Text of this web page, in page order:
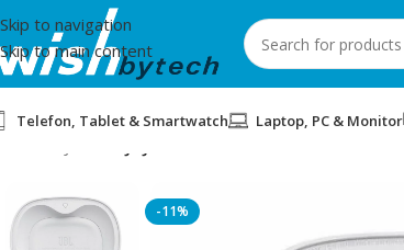
Skip to navigation
Skip to main content
Telefon, Tablet & Smartwatch Laptop, PC & Monitor
-11%